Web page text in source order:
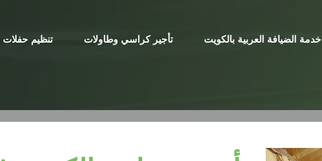
خدمة الضيافة العربية بالكويت تأجير كراسي وطاولات تنظيم